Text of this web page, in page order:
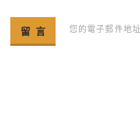
您的電子郵件地